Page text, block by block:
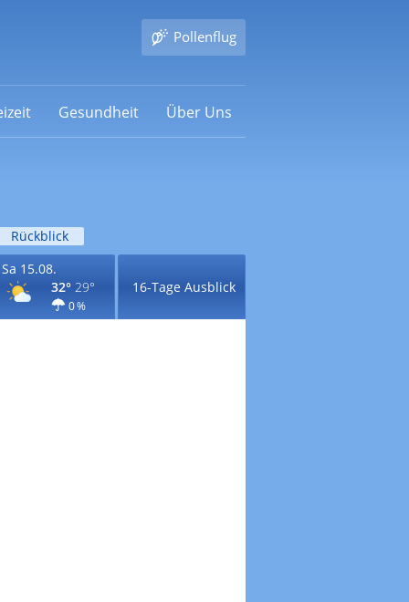
Pollenflug
Gesundheit Über Uns
Rückblick
Sa 15.08.
32° 29°
0 %
16-Tage Ausblick